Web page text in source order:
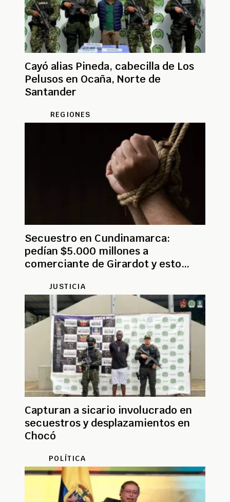
Cayó alias Pineda, cabecilla de Los
Pelusos en Ocaña, Norte de
Santander
REGIONES
Secuestro en Cundinamarca:
pedían $5.000 millones a
comerciante de Girardot y esto
JUSTICIA
Capturan a sicario involucrado en
secuestros y desplazamientos en
Chocó
POLÍTICA